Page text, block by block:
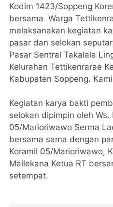
Kodim 1423/Soppeng
bersama Warga
melaksanakan kegiatan
pasar dan selokan
Pasar Sentral Takalala
Kelurahan Tettikenrarae
Kabupaten Soppeng.
Kegiatan karya bakti
selokan dipimpin oleh Ws.
05/Marioriwawo Serma
bersama sama dengan
Koramil 05/Marioriwawo,
Mallekana Ketua RT
setempat.